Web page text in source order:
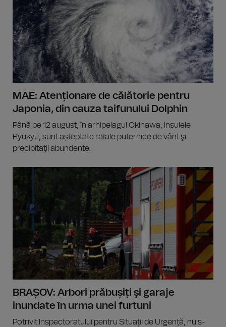
MAE: Atenționare de călătorie pentru
Japonia, din cauza taifunului Dolphin
Până pe 12 august, în arhipelagul Okinawa, Insulele
Ryukyu, sunt așteptate rafale puternice de vânt şi
precipitaţii abundente.
BRAȘOV: Arbori prăbușiți şi garaje
inundate în urma unei furtuni
Potrivit Inspectoratului pentru Situații de Urgență, nu s-